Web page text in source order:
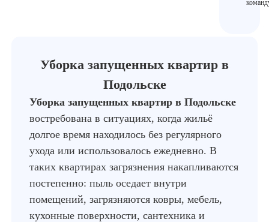
Уборка запущенных квартир в
Подольске
Уборка запущенных квартир в Подольске
востребована в ситуациях, когда жильё
долгое время находилось без регулярного
ухода или использовалось ежедневно. В
таких квартирах загрязнения накапливаются
постепенно: пыль оседает внутри
помещений, загрязняются ковры, мебель,
кухонные поверхности, сантехника и